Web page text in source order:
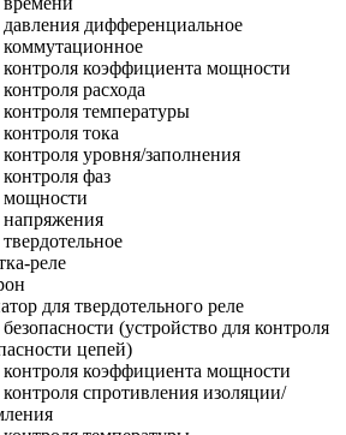
давления дифференциальное
коммутационное
контроля коэффициента мощности
расхода
контроля температуры
тока
контроля уровня/заполнения
фаз
мощности
напряжения
реле
для твердотельного реле
(устройство для контроля
цепей)
контроля коэффициента мощности
контроля спротивления изоляции/